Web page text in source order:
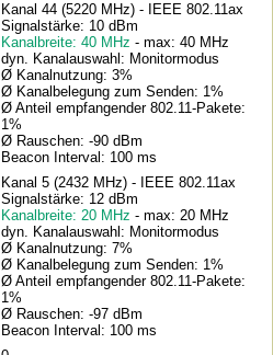
Kanal 44 (5220 MHz) - IEEE 802.11ax
Signalstärke: 10 dBm
Kanalbreite: 40 MHz- max: 40 MHz
dyn. Kanalauswahl: Monitormodus
Ø Kanalnutzung: 3%
Ø Kanalbelegung zum Senden: 1%
Ø Anteil empfangender 802.11-Pakete:
1%
Ø Rauschen: -90 dBm
Beacon Interval: 100 ms
Kanal 5 (2432 MHz) - IEEE 802.11ax
Signalstärke: 12 dBm
Kanalbreite: 20 MHz- max: 20 MHz
dyn. Kanalauswahl: Monitormodus
Ø Kanalnutzung: 7%
Ø Kanalbelegung zum Senden: 1%
Ø Anteil empfangender 802.11-Pakete:
1%
Ø Rauschen: -97 dBm
Beacon Interval: 100 ms